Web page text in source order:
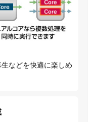
などを快適に楽しめ